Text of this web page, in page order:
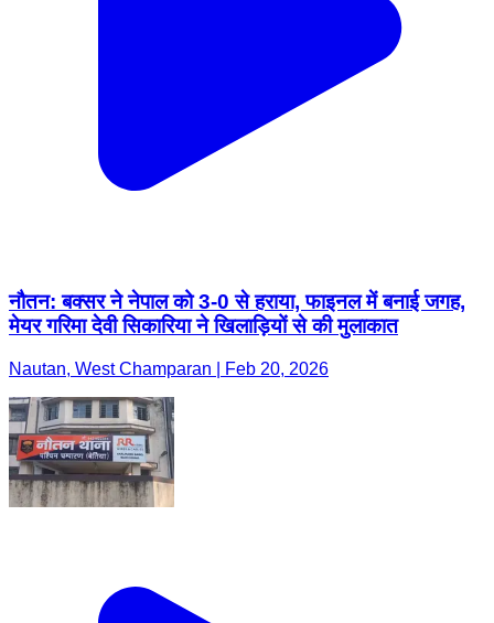
नौतन: बक्सर ने नेपाल को 3-0 से हराया, फाइनल में बनाई जगह,
मेयर गरिमा देवी सिकारिया ने खिलाड़ियों से की मुलाकात
Nautan, West Champaran | Feb 20, 2026